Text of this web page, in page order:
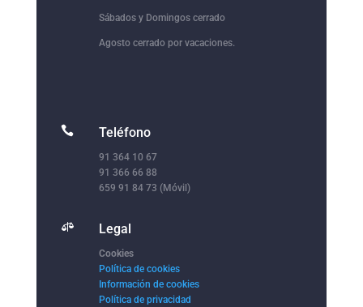
Sábados y Domingos cerrado
Agosto cerrado por vacaciones.
 Teléfono
91 364 10 67
91 366 66 88
659 91 84 73 (Móvil)
 Legal
Cookies
Política de cookies
Información de cookies
Política de privacidad